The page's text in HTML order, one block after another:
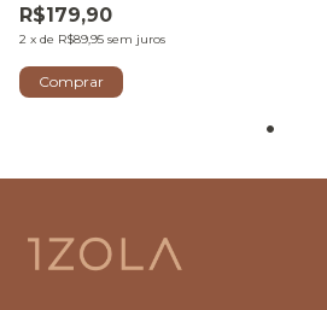
R$179,90
2 x de R$89,95 sem juros
Comprar